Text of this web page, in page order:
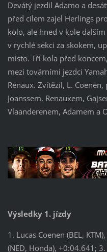
Devátý jezdil Adamo a
před cílem zajel Herlings
kolo, ale hned v kole
v rychlé sekci za skokem,
místo. Tři kola před
mezi továrními jezdci
Renaux. Zvítězil, L.
Joanssem, Renauxem,
Vlaanderenem, Adamem a
Výsledky 1. jízdy
1. Lucas Coenen (BEL,
(NED, Honda), +0:04.641;